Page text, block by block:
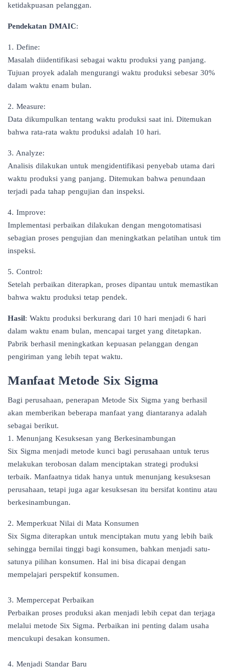
ketidakpuasan pelanggan.
Pendekatan DMAIC:
1. Define:
Masalah diidentifikasi sebagai waktu produksi yang panjang.
Tujuan proyek adalah mengurangi waktu produksi sebesar 30%
dalam waktu enam bulan.
2. Measure:
Data dikumpulkan tentang waktu produksi saat ini. Ditemukan
bahwa rata-rata waktu produksi adalah 10 hari.
3. Analyze:
Analisis dilakukan untuk mengidentifikasi penyebab utama dari
waktu produksi yang panjang. Ditemukan bahwa penundaan
terjadi pada tahap pengujian dan inspeksi.
4. Improve:
Implementasi perbaikan dilakukan dengan mengotomatisasi
sebagian proses pengujian dan meningkatkan pelatihan untuk tim
inspeksi.
5. Control:
Setelah perbaikan diterapkan, proses dipantau untuk memastikan
bahwa waktu produksi tetap pendek.
Hasil: Waktu produksi berkurang dari 10 hari menjadi 6 hari
dalam waktu enam bulan, mencapai target yang ditetapkan.
Pabrik berhasil meningkatkan kepuasan pelanggan dengan
pengiriman yang lebih tepat waktu.
Manfaat Metode Six Sigma
Bagi perusahaan, penerapan Metode Six Sigma yang berhasil
akan memberikan beberapa manfaat yang diantaranya adalah
sebagai berikut.
1. Menunjang Kesuksesan yang Berkesinambungan
Six Sigma menjadi metode kunci bagi perusahaan untuk terus
melakukan terobosan dalam menciptakan strategi produksi
terbaik. Manfaatnya tidak hanya untuk menunjang kesuksesan
perusahaan, tetapi juga agar kesuksesan itu bersifat kontinu atau
berkesinambungan.
2. Memperkuat Nilai di Mata Konsumen
Six Sigma diterapkan untuk menciptakan mutu yang lebih baik
sehingga bernilai tinggi bagi konsumen, bahkan menjadi satu-
satunya pilihan konsumen. Hal ini bisa dicapai dengan
mempelajari perspektif konsumen.
3. Mempercepat Perbaikan
Perbaikan proses produksi akan menjadi lebih cepat dan terjaga
melalui metode Six Sigma. Perbaikan ini penting dalam usaha
mencukupi desakan konsumen.
4. Menjadi Standar Baru